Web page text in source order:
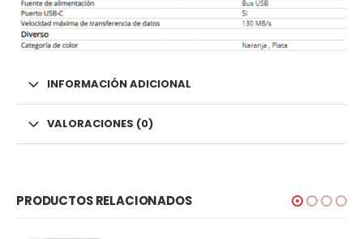
INFORMACIÓN ADICIONAL
VALORACIONES (0)
PRODUCTOS RELACIONADOS